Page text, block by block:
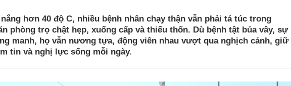
hơn 40 độ C, nhiều bệnh nhân chạy thận vẫn phải tá túc trong
phòng trọ chật hẹp, xuống cấp và thiếu thốn. Dù bệnh tật bủa vây, sự
manh, họ vẫn nương tựa, động viên nhau vượt qua nghịch cảnh, giữ
tin và nghị lực sống mỗi ngày.